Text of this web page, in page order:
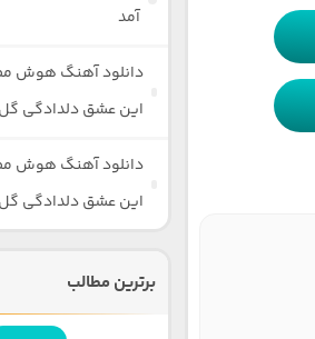
آمد
دانلود آهنگ هوش
این عشق دلدادگی
دانلود آهنگ هوش
این عشق دلدادگی
برترین مطالب